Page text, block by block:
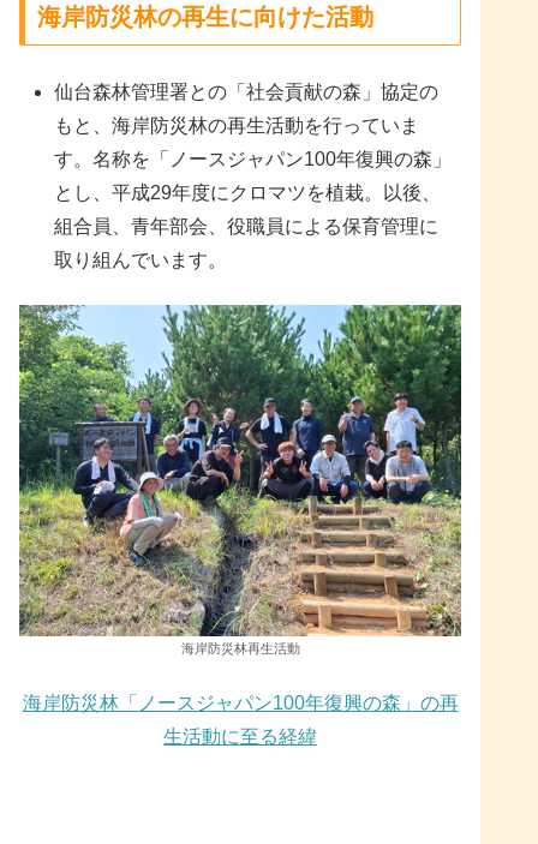
海岸防災林の再生に向けた活動
仙台森林管理署との「社会貢献の森」協定の
もと、海岸防災林の再生活動を行っていま
す。名称を「ノースジャパン100年復興の森」
とし、平成29年度にクロマツを植栽。以後、
組合員、青年部会、役職員による保育管理に
取り組んでいます。
海岸防災林再生活動
海岸防災林「ノースジャパン100年復興の森」の再
生活動に至る経緯